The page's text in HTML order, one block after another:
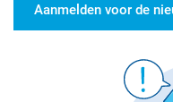
Aanmelden voor de